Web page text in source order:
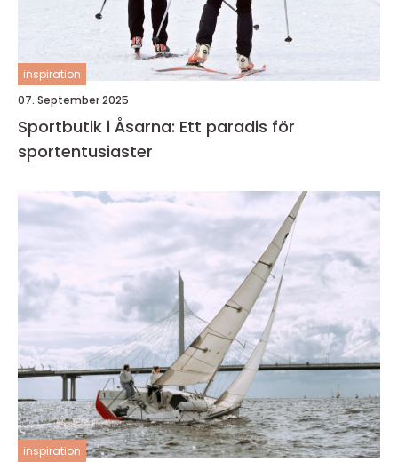
inspiration
07. September 2025
Sportbutik i Åsarna: Ett paradis för
sportentusiaster
inspiration